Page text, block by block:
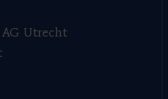
AG Utrecht